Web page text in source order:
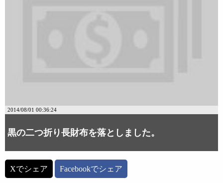
2014/08/01 00:36:24
黒の二つ折り長財布を落としました。
Xでシェア Facebookでシェア